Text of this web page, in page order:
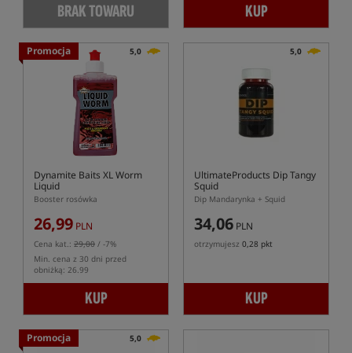
BRAK TOWARU KUP
Promocja 5,0
Dynamite Baits XL Worm
Liquid
Booster rosówka
26,99 PLN
Cena kat.: 29,00 / -7%
Min. cena z 30 dni przed
obniżką: 26.99
KUP
5,0
UltimateProducts Dip Tangy
Squid
Dip Mandarynka + Squid
34,06 PLN
otrzymujesz 0,28 pkt
KUP
Promocja 5,0